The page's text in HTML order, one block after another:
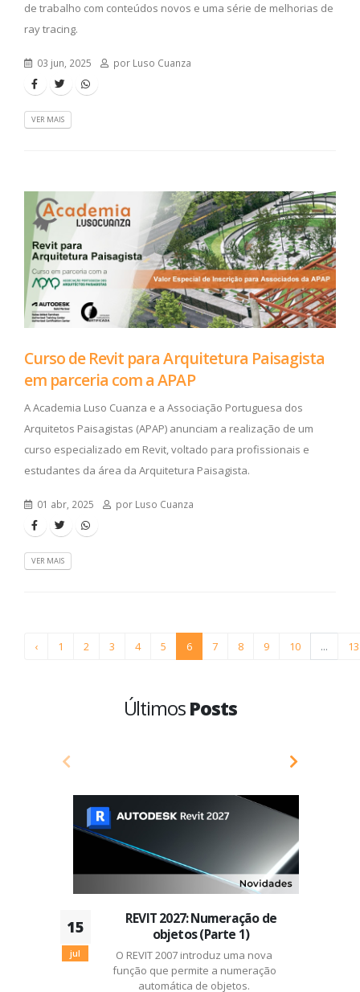
de trabalho com conteúdos novos e uma série de melhorias de
ray tracing.
03 jun, 2025 por Luso Cuanza
VER MAIS
Curso de Revit para Arquitetura Paisagista
em parceria com a APAP
A Academia Luso Cuanza e a Associação Portuguesa dos
Arquitetos Paisagistas (APAP) anunciam a realização de um
curso especializado em Revit, voltado para profissionais e
estudantes da área da Arquitetura Paisagista.
01 abr, 2025 por Luso Cuanza
VER MAIS
‹ 1 2 3 4 5 6 7 8 9 10 ... 13
ÚltimosPosts
15
jul
REVIT 2027: Numeração de
objetos (Parte 1)
O REVIT 2007 introduz uma nova
função que permite a numeração
automática de objetos.